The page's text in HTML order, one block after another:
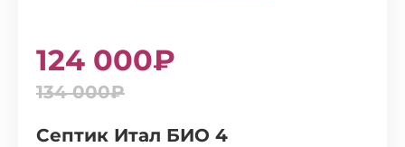
124 000₽
134 000₽
Септик Итал БИО 4